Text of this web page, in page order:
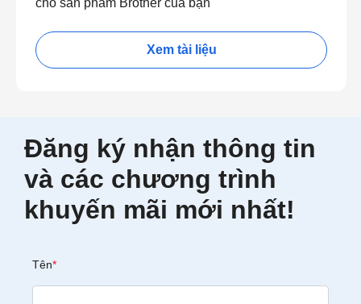
cho sản phẩm Brother của bạn
Xem tài liệu
Đăng ký nhận thông tin
và các chương trình
khuyến mãi mới nhất!
Tên*